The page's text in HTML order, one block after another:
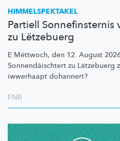
HIMMELSPEKTAKEL
Partiell
zu Lëtzebuerg
E Mëttwoch, den 12. August
Sonnendäischtert zu Lëtzebuerg
iwwerhaapt dohannert?
FNR